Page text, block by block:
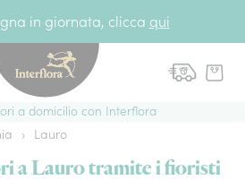
in giornata, clicca qui
a domicilio con Interflora
› Lauro
a Lauro tramite i fioristi